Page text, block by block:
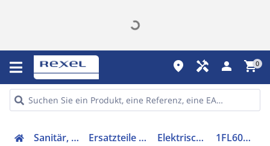
place handyman person shopping_cart0
Sanitär, Heizung, Klima Ersatzteile für Ausstattungen Elektrischer Servomotor 1FL60222AF211MH1